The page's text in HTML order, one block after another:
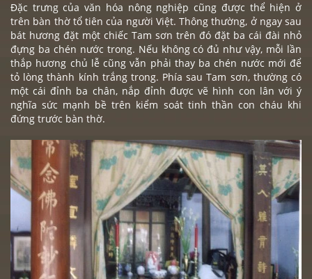
Đặc trưng của văn hóa nông nghiệp cũng được thể hiện ở
trên bàn thờtổ tiên của người Việt. Thông thường, ở ngay sau
bát hương đặt một chiếc Tam sơn trên đó đặt ba cái đài nhỏ
đựng ba chén nước trong. Nếu không có đủ như vậy, mỗi lần
thắp hương chủ lễ cũng vẫn phải thay ba chén nước mới để
tỏ lòng thành kính trắng trong. Phía sau Tam sơn, thường có
một cái đỉnh ba chân, nắp đỉnh được vẽ hình con lân với ý
nghĩa sức mạnh bề trên kiểm soát tinh thần con cháu khi
đứng trước bàn thờ.